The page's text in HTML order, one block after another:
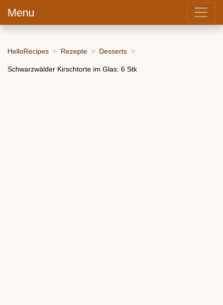
Menu
HelloRecipes Rezepte Desserts
Schwarzwälder Kirschtorte im Glas: 6 Stk